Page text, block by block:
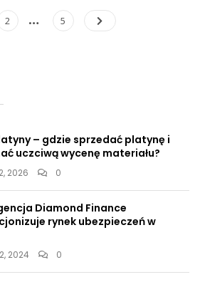
Już
Się
Nawigacja
Page
2 … Page
5
– gdzie sprzedać platynę i
uczciwą wycenę materiału?
2026 0
Diamond Finance
rynek ubezpieczeń w
2024 0